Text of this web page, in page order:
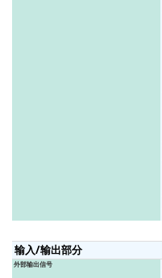
输入/输出部分
外部输出信号